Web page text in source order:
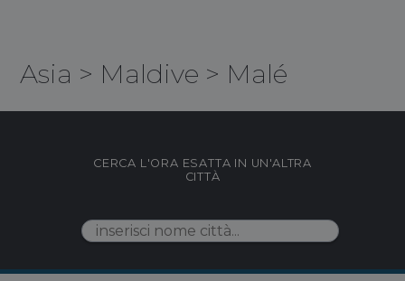
Asia > Maldive > Malé
CERCA L'ORA ESATTA IN UN'ALTRA
CITTÀ